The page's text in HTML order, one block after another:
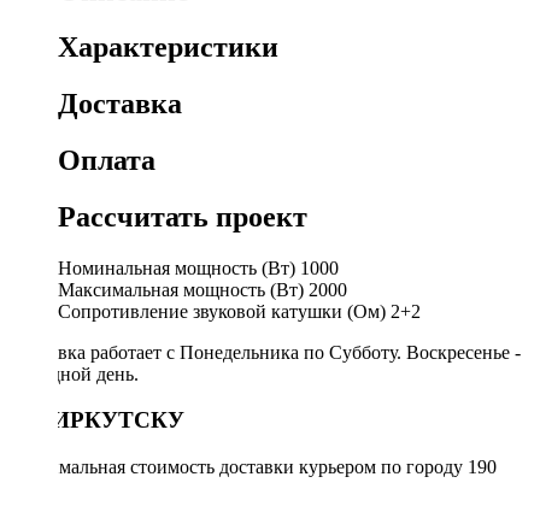
Характеристики
Доставка
Оплата
Рассчитать проект
Номинальная мощность (Вт) 1000
Максимальная мощность (Вт) 2000
Сопротивление звуковой катушки (Ом) 2+2
Доставка работает с Понедельника по Субботу. Воскресенье -
выходной день.
ПО ИРКУТСКУ
Минимальная стоимость доставки курьером по городу 190